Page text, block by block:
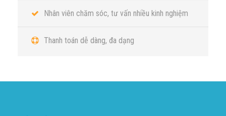
Nhân viên chăm sóc, tư vấn nhiều kinh nghiệm
Thanh toán dễ dàng, đa dạng